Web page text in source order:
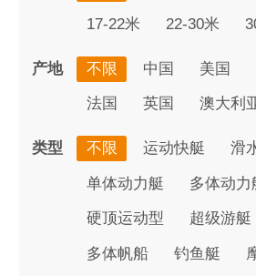
17-22米 22-30米
产地 不限 中国 美国
法国 英国 澳大利
类型 不限 运动快艇 滑
单体动力艇 多体动力
硬顶运动型 超级游艇
多体帆船 钓鱼艇